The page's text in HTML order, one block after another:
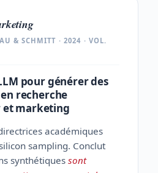
& SCHMITT · 2024 · VOL.
pour générer des
recherche
et marketing
académiques
sampling. Conclut
synthétiques sont